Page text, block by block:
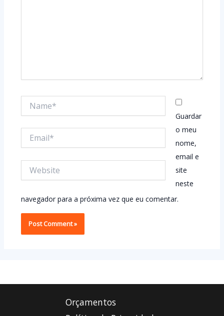
Guardar
o meu
nome,
email e
site
neste
navegador para a próxima vez que eu comentar.
Orçamentos